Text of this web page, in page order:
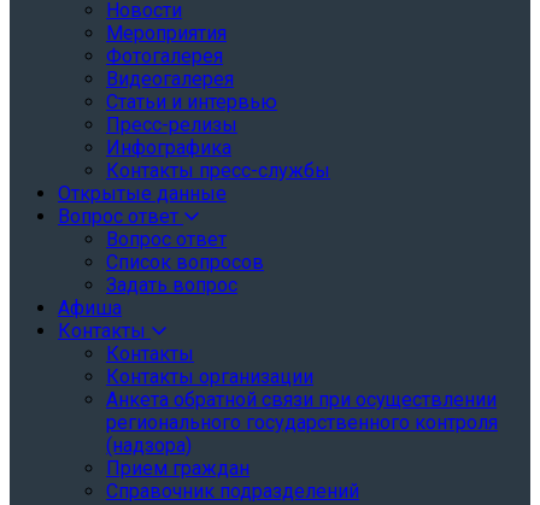
Новости
Мероприятия
Фотогалерея
Видеогалерея
Статьи и интервью
Пресс-релизы
Инфографика
Контакты пресс-службы
Открытые данные
Вопрос ответ
Вопрос ответ
Список вопросов
Задать вопрос
Афиша
Контакты
Контакты
Контакты организации
Анкета обратной связи при осуществлении
регионального государственного контроля
(надзора)
Прием граждан
Справочник подразделений